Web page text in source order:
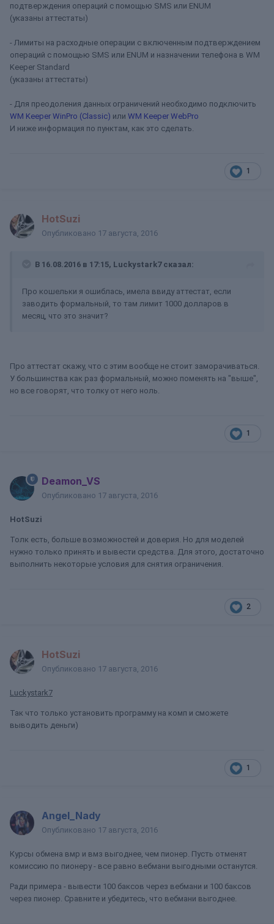
подтверждения операций с помощью SMS или ENUM
(указаны аттестаты)
- Лимиты на расходные операции с включенным подтверждением
операций с помощью SMS или ENUM и назначении телефона в WM
Keeper Standard
(указаны аттестаты)
- Для преодоления данных ограничений необходимо подключить
WM Keeper WinPro (Classic) или WM Keeper WebPro
И ниже информация по пунктам, как это сделать.
1
HotSuzi
Опубликовано 17 августа, 2016
В 16.08.2016 в 17:15, Luckystark7 сказал:
Про кошельки я ошиблась, имела ввиду аттестат, если
заводить формальный, то там лимит 1000 долларов в
месяц, что это значит?
Про аттестат скажу, что с этим вообще не стоит заморачиваться.
У большинства как раз формальный, можно поменять на "выше",
но все говорят, что толку от него ноль.
1
Deamon_VS
Опубликовано 17 августа, 2016
HotSuzi
Толк есть, больше возможностей и доверия. Но для моделей
нужно только принять и вывести средства. Для этого, достаточно
выполнить некоторые условия для снятия ограничения.
2
HotSuzi
Опубликовано 17 августа, 2016
Luckystark7
Так что только установить программу на комп и сможете
выводить деньги)
1
Angel_Nady
Опубликовано 17 августа, 2016
Курсы обмена вмр и вмз выгоднее, чем пионер. Пусть отменят
комиссию по пионеру - все равно вебмани выгодными останутся.
Ради примера - вывести 100 баксов через вебмани и 100 баксов
через пионер. Сравните и убедитесь, что вебмани выгоднее.